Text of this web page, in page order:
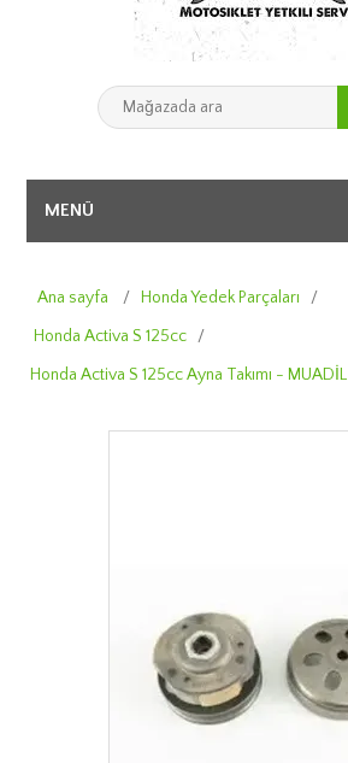
MENÜ
Ana sayfa / Honda Yedek Parçaları
/
Honda Activa S 125cc
/
Honda Activa S 125cc Ayna Takımı - MUADİL